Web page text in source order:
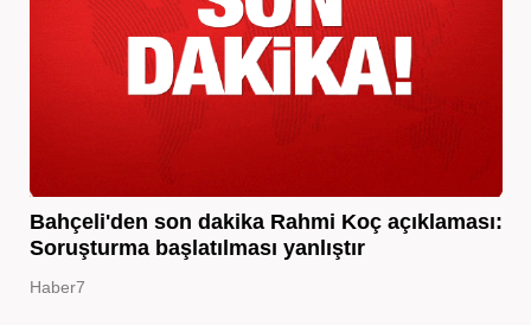
Bahçeli'den son dakika Rahmi Koç açıklaması:
Soruşturma başlatılması yanlıştır
Haber7